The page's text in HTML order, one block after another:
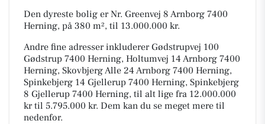
Den dyreste bolig er Nr. Greenvej 8 Arnborg 7400
Herning, på 380 m², til 13.000.000 kr.
Andre fine adresser inkluderer Gødstrupvej 100
Gødstrup 7400 Herning, Holtumvej 14 Arnborg 7400
Herning, Skovbjerg Alle 24 Arnborg 7400 Herning,
Spinkebjerg 14 Gjellerup 7400 Herning, Spinkebjerg
8 Gjellerup 7400 Herning, til alt lige fra 12.000.000
kr til 5.795.000 kr. Dem kan du se meget mere til
nedenfor.